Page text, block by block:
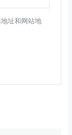
址和网站地